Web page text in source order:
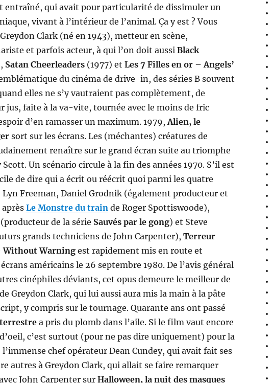
entraîné, qui avait pour particularité de dissimuler un
vivant à l’intérieur de l’animal. Ça y est ? Vous
Greydon Clark (né en 1943), metteur en scène,
et parfois acteur, à qui l’on doit aussi Black
Satan Cheerleaders(1977) et Les 7 Filles en or – Angels’
du cinéma de drive-in, des séries B souvent
elles ne s’y vautraient pas complètement, de
jus, faite à la va-vite, tournée avec le moins de fric
d’en ramasser un maximum. 1979, Alien, le
sort sur les écrans. Les (méchantes) créatures de
renaître sur le grand écran suite au triomphe
Un scénario circule à la fin des années 1970. S’il est
de dire qui a écrit ou réécrit quoi parmi les quatre
Lyn Freeman, Daniel Grodnik (également producteur et
Le Monstre du train de Roger Spottiswoode),
de la série Sauvés par le gong) et Steve
grands techniciens de John Carpenter), Terreur
Without Warningest rapidement mis en route et
américains le 26 septembre 1980. De l’avis général
cinéphiles déviants, cet opus demeure le meilleur de
Greydon Clark, qui lui aussi aura mis la main à la pâte
y compris sur le tournage. Quarante ans ont passé
a pris du plomb dans l’aile. Si le film vaut encore
c’est surtout (pour ne pas dire uniquement) pour la
chef opérateur Dean Cundey, qui avait fait ses
autres à Greydon Clark, qui allait se faire remarquer
John Carpenter sur Halloween, la nuit des masques